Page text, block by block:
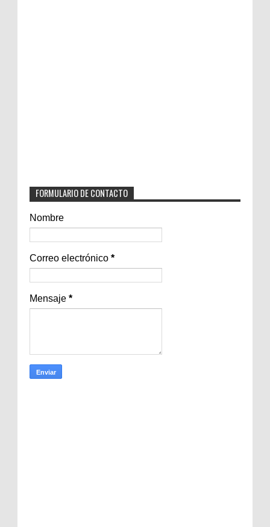
FORMULARIO DE CONTACTO
Nombre
Correo electrónico *
Mensaje *